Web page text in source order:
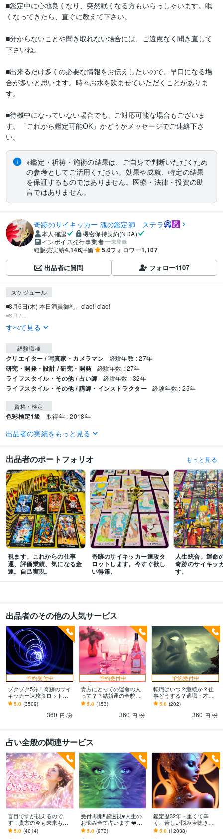
■鑑定中に心地良くなり、突然眠くなる方もいらっしゃいます。眠
くなってきたら、直ぐに教えて下さい。
■分からないことや聞き取れない場合には、ご遠慮なく聞き直して
下さいね。
■出来るだけ多くの必要な情報をお伝えしたいので、早口になる場
合が多いと思います。時々お水を飲ませていただくことがありま
す。
■待機中になっていない場合でも、ご対応可能な場合もございま
す。「これから鑑定可能OK」かどうかメッセージでご連絡下さ
い。
※鑑定・祈祷・施術の結果は、ご自身で判断いただくため
の参考としてご活用ください。効果や成就、特定の結果
を保証するものではありません。医療・法律・投資の助
言ではありません。
奇跡のサイキッカー 魂の鑑定師 ステラ
本人確認
機密保持契約(NDA)
インボイス発行事業者
未登録
総販売実績4,146評価 5.0フォロワー1,107
出品者に質問 フォロー1107
スケジュール
◾️8月6日(木) 本日満員御礼。ciao!! ciao!!
◾️8月7...
すべて見る
経験職種
クリエイター / 写真家・カメラマン 経験年数 : 27年
研究・開発・設計 / 研究・開発 経験年数 : 27年
ライフスタイル・その他 / 占い師 経験年数 : 32年
ライフスタイル・その他 / 講師・インストラクター 経験年数 : 25年
資格・検定
色彩検定1級 取得年 : 2018年
ビジネス・クリエイティブツール
得意分野
占い 【恋愛仕事結婚人生全般個人バイオリズム】 【奇跡のヒーリングセ
ッション】人生全般
仕事 恋愛 人生 占い スピリチュアル 潜在意識 タロット
西洋占星術
波動
オラクル
出品者の実績をもっと見る
出品者のポートフォリオ もっと見る
視ます。これからの仕事
運、評価業績、気になる金
運。自己実現。
奇跡のサイキッカー速攻タ
ロットします。今すぐ欲し
い得策。
人生統合。運命
奇跡のサイキッ
す。
出品者のその他の人気サービス
予約受付中
ゾクゾク5分！奇跡のサイ
キッカー速攻タロットし
ます 今すぐ欲しい得策。
貴方の現状にスパッとメ
スを入れましょ！
5.0 (3509)
360 円 /分
予約受付中
貴方にとっての運命の人
って？？結婚運の全貌を
視ます 【運命の人】霊感
タロットで視る外見的特
徴、年齢、人柄、財運
5.0 (153)
360 円 /分
予約受付中
転職はいつ？継続か？仕
事どうする？適職・才能
視ます 【霊感タロット】
仕事運気、適職、才能、
転職、職場の人間関係
5.0 (202)
360 円 /分
占い全般の関連サービス
盲目ですが視えるので
す！貴方の今も未来もひ
らきます 眠っていた才能
と運の門を開き今も未来
5.0 (4014)
受付再開‼️超透視♥️人生の
お悩み全て占います ❤️恋
愛、仕事、金銭、対人関
係、住宅、介護、子育てet
5.0 (973)
鑑定歴32年・重くて辛
く、苦しい悩み今聴きま
す 辛い想い霊視とタロッ
トで視ます（病は見れま
5.0 (12038)